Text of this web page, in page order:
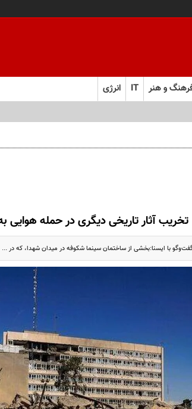
و هنر IT انرژی
تخریب آثار تاریخی دیگری در حمله هوایی
با ایسنا:بخشی از ساختمان سینما شکوفه در میدان شهدا، که در ...